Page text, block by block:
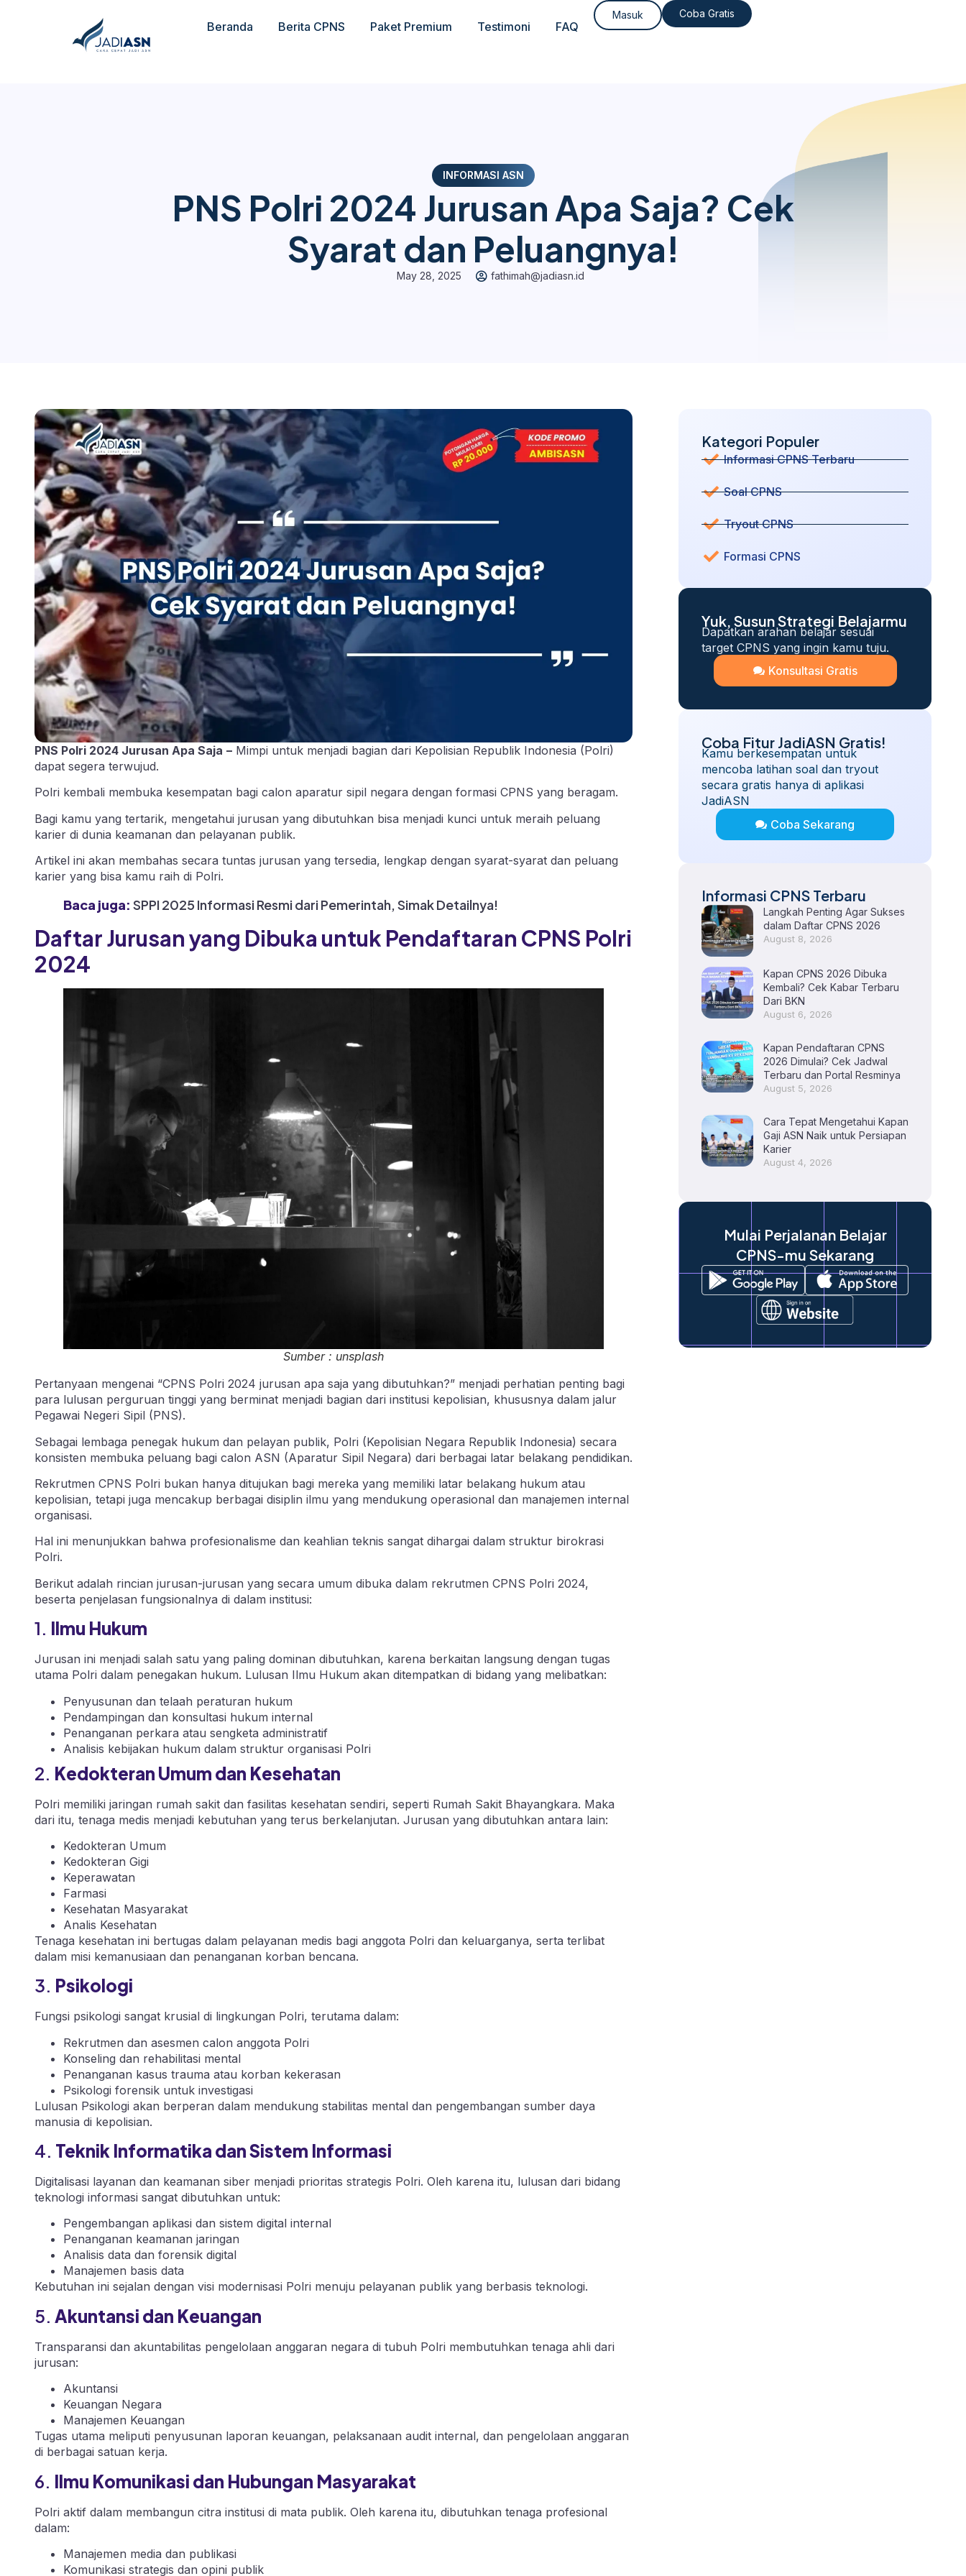
Beranda Berita CPNS Paket Premium Testimoni FAQ
Masuk Coba Gratis
INFORMASI ASN
PNS Polri 2024 Jurusan Apa Saja? Cek
Syarat dan Peluangnya!
May 28, 2025 fathimah@jadiasn.id
PNS Polri 2024 Jurusan Apa Saja – Mimpi untuk menjadi bagian dari Kepolisian Republik Indonesia (Polri)
dapat segera terwujud.
Polri kembali membuka kesempatan bagi calon aparatur sipil negara dengan formasi CPNS yang beragam.
Bagi kamu yang tertarik, mengetahui jurusan yang dibutuhkan bisa menjadi kunci untuk meraih peluang
karier di dunia keamanan dan pelayanan publik.
Artikel ini akan membahas secara tuntas jurusan yang tersedia, lengkap dengan syarat-syarat dan peluang
karier yang bisa kamu raih di Polri.
Baca juga: SPPI 2025 Informasi Resmi dari Pemerintah, Simak Detailnya!
Daftar Jurusan yang Dibuka untuk Pendaftaran CPNS Polri
2024
Sumber : unsplash
Pertanyaan mengenai “CPNS Polri 2024 jurusan apa saja yang dibutuhkan?” menjadi perhatian penting bagi
para lulusan perguruan tinggi yang berminat menjadi bagian dari institusi kepolisian, khususnya dalam jalur
Pegawai Negeri Sipil (PNS).
Sebagai lembaga penegak hukum dan pelayan publik, Polri (Kepolisian Negara Republik Indonesia) secara
konsisten membuka peluang bagi calon ASN (Aparatur Sipil Negara) dari berbagai latar belakang pendidikan.
Rekrutmen CPNS Polri bukan hanya ditujukan bagi mereka yang memiliki latar belakang hukum atau
kepolisian, tetapi juga mencakup berbagai disiplin ilmu yang mendukung operasional dan manajemen internal
organisasi.
Hal ini menunjukkan bahwa profesionalisme dan keahlian teknis sangat dihargai dalam struktur birokrasi
Polri.
Berikut adalah rincian jurusan-jurusan yang secara umum dibuka dalam rekrutmen CPNS Polri 2024,
beserta penjelasan fungsionalnya di dalam institusi:
1. Ilmu Hukum
Jurusan ini menjadi salah satu yang paling dominan dibutuhkan, karena berkaitan langsung dengan tugas
utama Polri dalam penegakan hukum. Lulusan Ilmu Hukum akan ditempatkan di bidang yang melibatkan:
Penyusunan dan telaah peraturan hukum
Pendampingan dan konsultasi hukum internal
Penanganan perkara atau sengketa administratif
Analisis kebijakan hukum dalam struktur organisasi Polri
2. Kedokteran Umum dan Kesehatan
Polri memiliki jaringan rumah sakit dan fasilitas kesehatan sendiri, seperti Rumah Sakit Bhayangkara. Maka
dari itu, tenaga medis menjadi kebutuhan yang terus berkelanjutan. Jurusan yang dibutuhkan antara lain:
Kedokteran Umum
Kedokteran Gigi
Keperawatan
Farmasi
Kesehatan Masyarakat
Analis Kesehatan
Tenaga kesehatan ini bertugas dalam pelayanan medis bagi anggota Polri dan keluarganya, serta terlibat
dalam misi kemanusiaan dan penanganan korban bencana.
3. Psikologi
Fungsi psikologi sangat krusial di lingkungan Polri, terutama dalam:
Rekrutmen dan asesmen calon anggota Polri
Konseling dan rehabilitasi mental
Penanganan kasus trauma atau korban kekerasan
Psikologi forensik untuk investigasi
Lulusan Psikologi akan berperan dalam mendukung stabilitas mental dan pengembangan sumber daya
manusia di kepolisian.
4. Teknik Informatika dan Sistem Informasi
Digitalisasi layanan dan keamanan siber menjadi prioritas strategis Polri. Oleh karena itu, lulusan dari bidang
teknologi informasi sangat dibutuhkan untuk:
Pengembangan aplikasi dan sistem digital internal
Penanganan keamanan jaringan
Analisis data dan forensik digital
Manajemen basis data
Kebutuhan ini sejalan dengan visi modernisasi Polri menuju pelayanan publik yang berbasis teknologi.
5. Akuntansi dan Keuangan
Transparansi dan akuntabilitas pengelolaan anggaran negara di tubuh Polri membutuhkan tenaga ahli dari
jurusan:
Akuntansi
Keuangan Negara
Manajemen Keuangan
Tugas utama meliputi penyusunan laporan keuangan, pelaksanaan audit internal, dan pengelolaan anggaran
di berbagai satuan kerja.
6. Ilmu Komunikasi dan Hubungan Masyarakat
Polri aktif dalam membangun citra institusi di mata publik. Oleh karena itu, dibutuhkan tenaga profesional
dalam:
Manajemen media dan publikasi
Komunikasi strategis dan opini publik
Kategori Populer
Informasi CPNS Terbaru
Soal CPNS
Tryout CPNS
Formasi CPNS
Yuk, Susun Strategi Belajarmu
Dapatkan arahan belajar sesuai
target CPNS yang ingin kamu tuju.
Konsultasi Gratis
Coba Fitur JadiASN Gratis!
Kamu berkesempatan untuk
mencoba latihan soal dan tryout
secara gratis hanya di aplikasi
JadiASN
Coba Sekarang
Informasi CPNS Terbaru
Langkah Penting Agar Sukses
dalam Daftar CPNS 2026
August 8, 2026
Kapan CPNS 2026 Dibuka
Kembali? Cek Kabar Terbaru
Dari BKN
August 6, 2026
Kapan Pendaftaran CPNS
2026 Dimulai? Cek Jadwal
Terbaru dan Portal Resminya
August 5, 2026
Cara Tepat Mengetahui Kapan
Gaji ASN Naik untuk Persiapan
Karier
August 4, 2026
Mulai Perjalanan Belajar
CPNS-mu Sekarang